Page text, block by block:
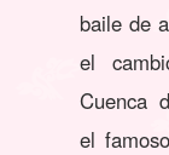
baile de
el
Cuenca
el